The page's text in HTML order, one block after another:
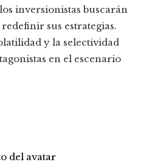
inversionistas buscarán
sus estrategias.
y la selectividad
en el escenario